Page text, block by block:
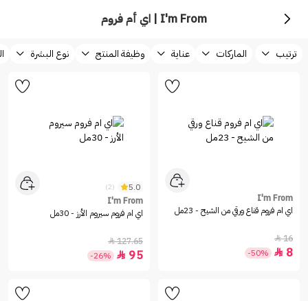
I'm From | اي أم فروم
ترتيب الماركات عناية وظيفة المنتج نوع البشرة
I'm From
اي ام فروم قناع ورقي من الشيح - 23مل
16

8

-50%
5.0
(2)
I'm From
اي ام فروم سيروم الأرز - 30مل
127.65

95

-26%